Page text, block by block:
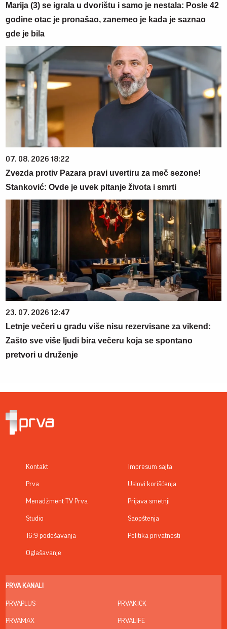
Marija (3) se igrala u dvorištu i samo je nestala: Posle 42
godine otac je pronašao, zanemeo je kada je saznao
gde je bila
07. 08. 2026 18:22
Zvezda protiv Pazara pravi uvertiru za meč sezone!
Stanković: Ovde je uvek pitanje života i smrti
23. 07. 2026 12:47
Letnje večeri u gradu više nisu rezervisane za vikend:
Zašto sve više ljudi bira večeru koja se spontano
pretvori u druženje
Kontakt
Prva
Menadžment TV Prva
Studio
16:9 podešavanja
Oglašavanje
Impresum sajta
Uslovi korišćenja
Prijava smetnji
Saopštenja
Politika privatnosti
PRVA KANALI
PRVAPLUS
PRVAMAX
PRVAKICK
PRVALIFE